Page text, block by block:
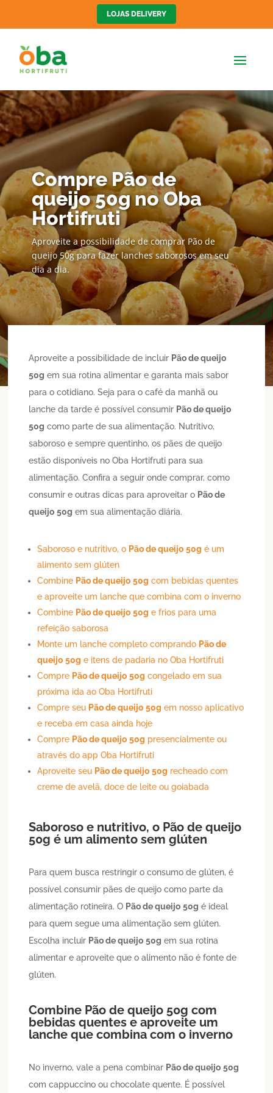
LOJAS DELIVERY
Compre Pão de
queijo 50g no Oba
Hortifruti
Aproveite a possibilidade de comprar Pão de
queijo 50g para fazer lanches saborosos em seu
dia a dia.
Aproveite a possibilidade de incluir Pão de queijo
50g em sua rotina alimentar e garanta mais sabor
para o cotidiano. Seja para o café da manhã ou
lanche da tarde é possível consumir Pão de queijo
50g como parte de sua alimentação. Nutritivo,
saboroso e sempre quentinho, os pães de queijo
estão disponíveis no Oba Hortifruti para sua
alimentação. Confira a seguir onde comprar, como
consumir e outras dicas para aproveitar o Pão de
queijo 50g em sua alimentação diária.
Saboroso e nutritivo, o Pão de queijo 50g é um
alimento sem glúten
Combine Pão de queijo 50g com bebidas quentes
e aproveite um lanche que combina com o inverno
Combine Pão de queijo 50g e frios para uma
refeição saborosa
Monte um lanche completo comprando Pão de
queijo 50g e itens de padaria no Oba Hortifruti
Compre Pão de queijo 50g congelado em sua
próxima ida ao Oba Hortifruti
Compre seu Pão de queijo 50g em nosso aplicativo
e receba em casa ainda hoje
Compre Pão de queijo 50g presencialmente ou
através do app Oba Hortifruti
Aproveite seu Pão de queijo 50g recheado com
creme de avelã, doce de leite ou goiabada
Saboroso e nutritivo, o Pão de queijo
50g é um alimento sem glúten
Para quem busca restringir o consumo de glúten, é
possível consumir pães de queijo como parte da
alimentação rotineira. O Pão de queijo 50g é ideal
para quem segue uma alimentação sem glúten.
Escolha incluir Pão de queijo 50g em sua rotina
alimentar e aproveite que o alimento não é fonte de
glúten.
Combine Pão de queijo 50g com
bebidas quentes e aproveite um
lanche que combina com o inverno
No inverno, vale a pena combinar Pão de queijo 50g
com cappuccino ou chocolate quente. É possível